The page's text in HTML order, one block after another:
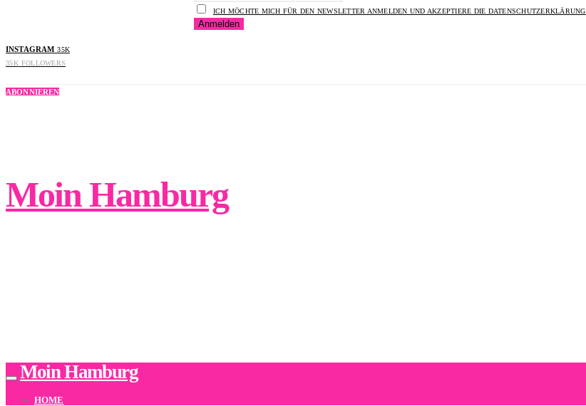
ICH MÖCHTE MICH FÜR DEN NEWSLETTER ANMELDEN UND AKZEPTIERE DIE DATENSCHUTZERKLÄRUNG.
INSTAGRAM 35K
35K FOLLOWERS
ABONNIEREN
Moin Hamburg
Moin Hamburg
HOME